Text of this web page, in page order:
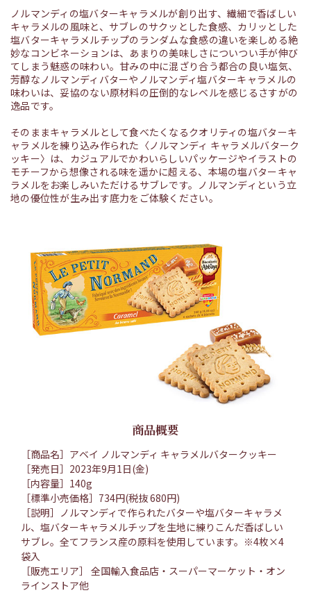
ノルマンディの塩バターキャラメルが創り出す、繊細で香ばしい
キャラメルの風味と、サブレのサクッとした食感、カリッとした
塩バターキャラメルチップのランダムな食感の違いを楽しめる絶
妙なコンビネーションは、あまりの美味しさについつい手が伸び
てしまう魅惑の味わい。甘みの中に混ざり合う都合の良い塩気、
芳醇なノルマンディバターやノルマンディ塩バターキャラメルの
味わいは、妥協のない原材料の圧倒的なレベルを感じるさすがの
逸品です。
そのままキャラメルとして食べたくなるクオリティの塩バターキ
ャラメルを練り込み作られた〈ノルマンディ キャラメルバターク
ッキー〉は、カジュアルでかわいらしいパッケージやイラストの
モチーフから想像される味を遥かに超える、本場の塩バターキャ
ラメルをお楽しみいただけるサブレです。ノルマンディという立
地の優位性が生み出す底力をご体験ください。
商品概要
［商品名］アベイ ノルマンディ キャラメルバタークッキー
［発売日］2023年9月1日(金)
［内容量］140g
［標準小売価格］734円(税抜 680円)
［説明］ノルマンディで作られたバターや塩バターキャラメ
ル、塩バターキャラメルチップを生地に練りこんだ香ばしい
サブレ。全てフランス産の原料を使用しています。※4枚×4
袋入
［販売エリア］ 全国輸入食品店・スーパーマーケット・オン
ラインストア他